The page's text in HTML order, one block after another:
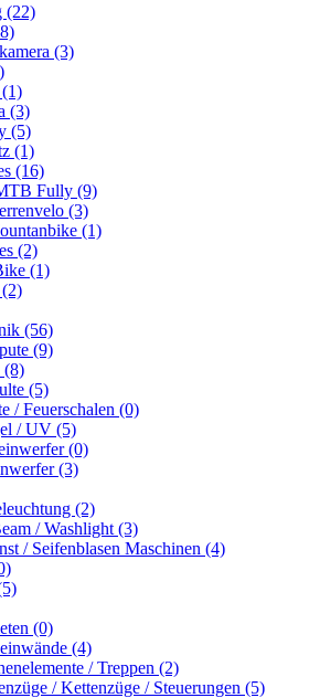
(22)
(3)
(3)
(5)
(1)
(16)
Fully (9)
(3)
(1)
(2)
(1)
(56)
(9)
(8)
(5)
/ Feuerschalen (0)
/ UV (5)
(0)
(3)
(2)
/ Washlight (3)
/ Seifenblasen Maschinen (4)
(0)
(4)
/ Treppen (2)
/ Kettenzüge / Steuerungen (5)